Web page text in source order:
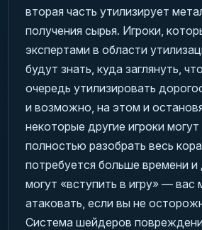
вторая часть утилизирует
получения сырья. Игроки,
экспертами в области
будут знать, куда заглянуть,
очередь утилизировать
и возможно, на этом и
некоторые другие игроки могут
полностью разобрать весь
потребуется больше времени и
могут «вступить в игру» — вас
атаковать, если вы не
Система шейдеров